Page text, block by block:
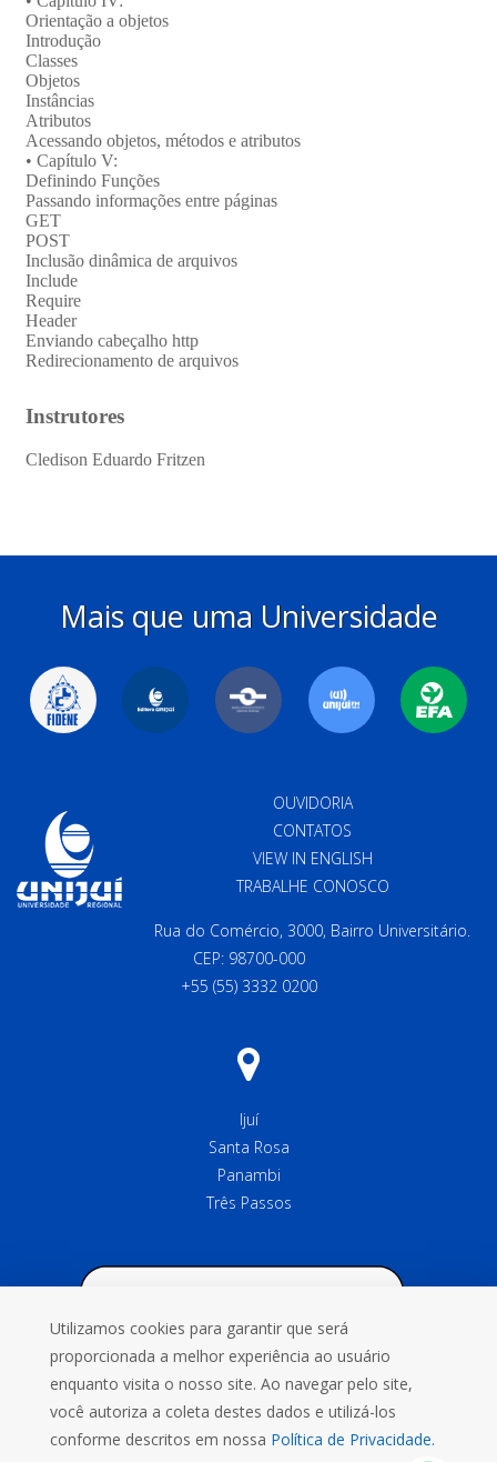
Mais que uma Universidade
OUVIDORIA
CONTATOS
VIEW IN ENGLISH
TRABALHE CONOSCO
Rua do Comércio, 3000, Bairro Universitário.
CEP: 98700-000
+55 (55) 3332 0200
Ijuí
Santa Rosa
Panambi
Três Passos
Utilizamos cookies para garantir que será
proporcionada a melhor experiência ao usuário
enquanto visita o nosso site. Ao navegar pelo site,
você autoriza a coleta destes dados e utilizá-los
conforme descritos em nossa Política de Privacidade.